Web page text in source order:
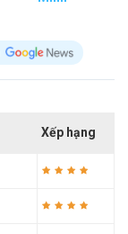
Xếp hạng